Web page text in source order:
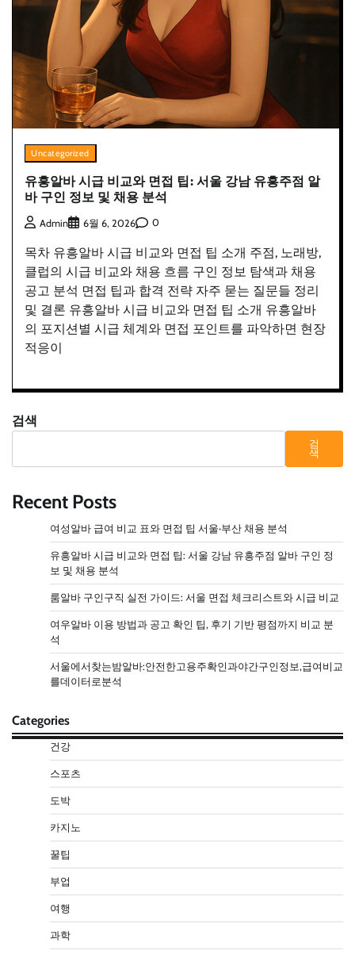
Uncategorized
유흥알바 시급 비교와 면접 팁: 서울 강남 유흥주점 알
바 구인 정보 및 채용 분석
Admin 6월 6, 2026 0
목차 유흥알바 시급 비교와 면접 팁 소개 주점, 노래방,
클럽의 시급 비교와 채용 흐름 구인 정보 탐색과 채용
공고 분석 면접 팁과 합격 전략 자주 묻는 질문들 정리
및 결론 유흥알바 시급 비교와 면접 팁 소개 유흥알바
의 포지션별 시급 체계와 면접 포인트를 파악하면 현장
적응이
검색
검
색
Recent Posts
여성알바 급여 비교 표와 면접 팁 서울·부산 채용 분석
유흥알바 시급 비교와 면접 팁: 서울 강남 유흥주점 알바 구인 정
보 및 채용 분석
룸알바 구인구직 실전 가이드: 서울 면접 체크리스트와 시급 비교
여우알바 이용 방법과 공고 확인 팁, 후기 기반 평점까지 비교 분
석
서울에서찾는밤알바:안전한고용주확인과야간구인정보,급여비교
를데이터로분석
Categories
건강
스포츠
도박
카지노
꿀팁
부업
여행
과학